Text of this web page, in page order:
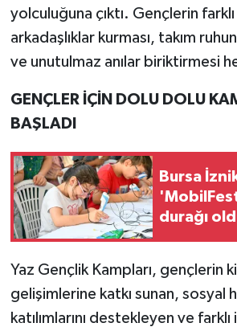
yolculuğuna çıktı. Gençlerin
arkadaşlıklar kurması, takım
ve unutulmaz anılar biriktirmesi
GENÇLER İÇİN DOLU DOLU
BAŞLADI
Bursa
durağı
Yaz Gençlik Kampları, gençlerin
gelişimlerine katkı sunan, sosyal
katılımlarını destekleyen ve